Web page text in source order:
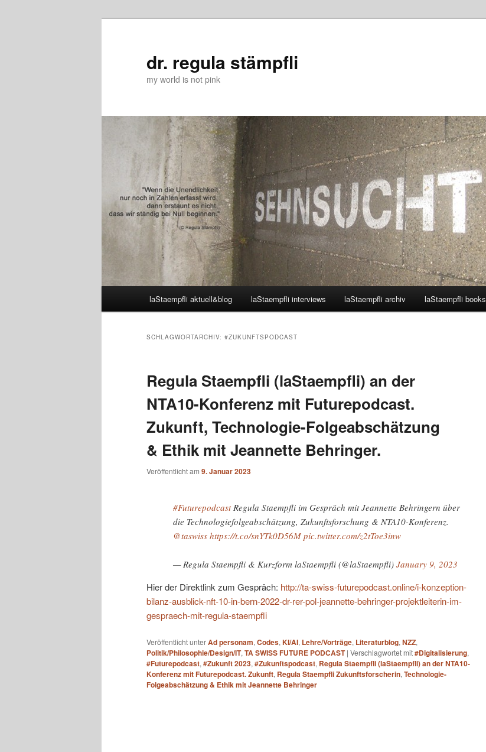
dr. regula stämpfli
my world is not pink
laStaempfli aktuell&blog laStaempfli interviews laStaempfli archiv laStaempfli books
SCHLAGWORTARCHIV: #ZUKUNFTSPODCAST
Regula Staempfli (laStaempfli) an der
NTA10-Konferenz mit Futurepodcast.
Zukunft, Technologie-Folgeabschätzung
& Ethik mit Jeannette Behringer.
Veröffentlicht am 9. Januar 2023
#FuturepodcastRegula Staempfli im Gespräch mit Jeannette Behringern über
die Technologiefolgeabschätzung, Zukunftsforschung & NTA10-Konferenz.
@taswiss https://t.co/snYTk0D56M pic.twitter.com/z2tToe3inw
— Regula Staempfli & Kurzform laStaempfli (@laStaempfli) January 9, 2023
Hier der Direktlink zum Gespräch: http://ta-swiss-futurepodcast.online/i-konzeption-
bilanz-ausblick-nft-10-in-bern-2022-dr-rer-pol-jeannette-behringer-projektleiterin-im-
gespraech-mit-regula-staempfli
Veröffentlicht unterAd personam, Codes, KI/AI, Lehre/Vorträge, Literaturblog, NZZ,
Politik/Philosophie/Design/IT, TA SWISS FUTURE PODCAST | Verschlagwortet mit#Digitalisierung,
#Futurepodcast, #Zukunft 2023, #Zukunftspodcast, Regula Staempfli (laStaempfli) an der NTA10-
Konferenz mit Futurepodcast. Zukunft, Regula Staempfli Zukunftsforscherin, Technologie-
Folgeabschätzung & Ethik mit Jeannette Behringer